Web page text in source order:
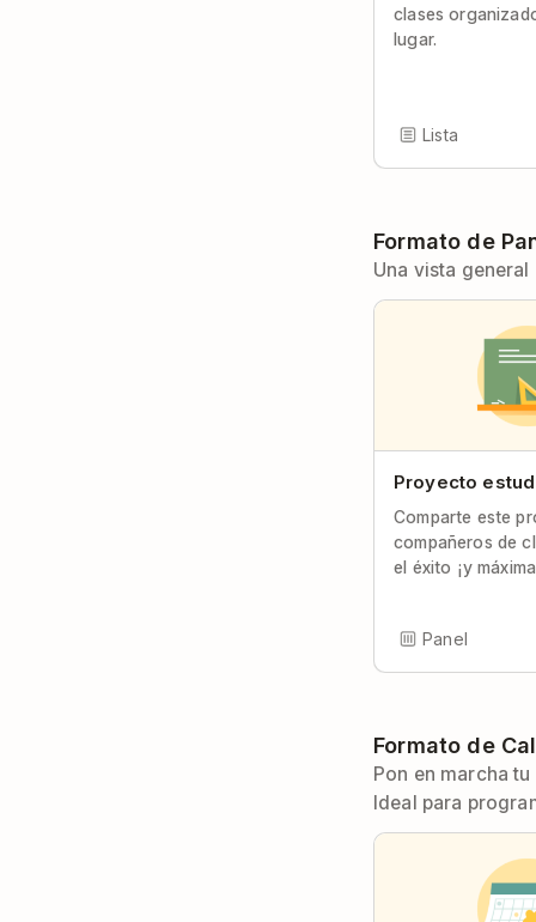
clases
lugar.
Lista
Formato de
Una vista
Proyecto
Comparte este
compañeros de
el éxito ¡y
Panel
Formato de
Pon en marcha
Ideal para